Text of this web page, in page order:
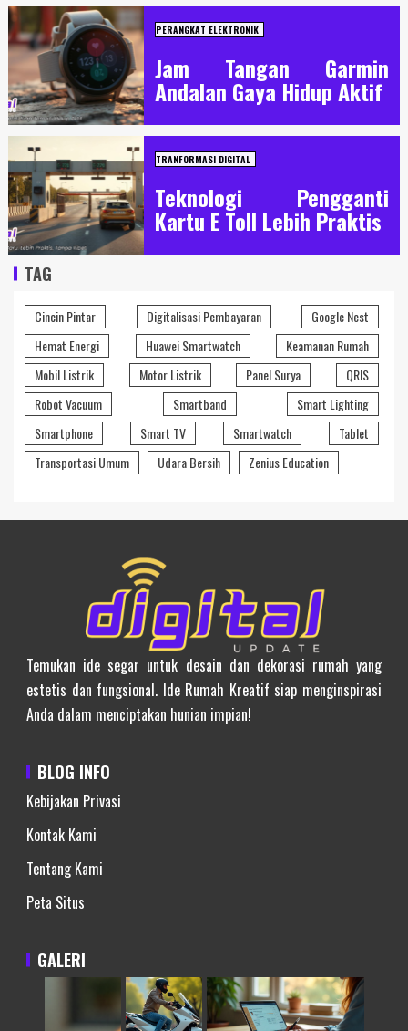
PERANGKAT ELEKTRONIK
Jam Tangan Garmin
Andalan Gaya Hidup Aktif
TRANFORMASI DIGITAL
Teknologi Pengganti
Kartu E Toll Lebih Praktis
TAG
Cincin Pintar Digitalisasi Pembayaran
Google Nest
Hemat Energi
Huawei Smartwatch
Keamanan Rumah
Mobil Listrik
Motor Listrik Panel Surya
QRIS
Robot Vacuum
Smartband
Smart Lighting
Smartphone
Smart TV Smartwatch
Tablet
Transportasi Umum
Udara Bersih Zenius Education
Temukan ide segar untuk desain dan dekorasi rumah yang
estetis dan fungsional. Ide Rumah Kreatif siap menginspirasi
Anda dalam menciptakan hunian impian!
BLOG INFO
Kebijakan Privasi
Kontak Kami
Tentang Kami
Peta Situs
GALERI